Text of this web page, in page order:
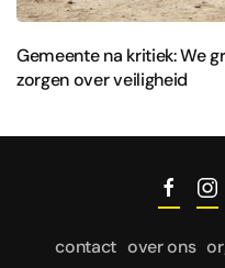
Gemeente na kritiek: We
zorgen over veiligheid
contact over ons